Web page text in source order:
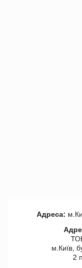
Адреса:
м.Київ,
2